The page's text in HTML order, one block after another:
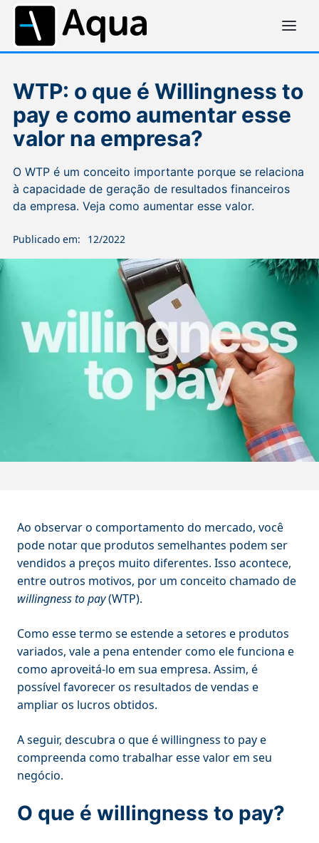
WTP: o que é Willingness to
pay e como aumentar esse
valor na empresa?
O WTP é um conceito importante porque se relaciona
à capacidade de geração de resultados financeiros
da empresa. Veja como aumentar esse valor.
Publicado em: 12/2022
Ao observar o comportamento do mercado, você
pode notar que produtos semelhantes podem ser
vendidos a preços muito diferentes. Isso acontece,
entre outros motivos, por um conceito chamado de
willingness to pay(WTP).
Como esse termo se estende a setores e produtos
variados, vale a pena entender como ele funciona e
como aproveitá-lo em sua empresa. Assim, é
possível favorecer os resultados de vendas e
ampliar os lucros obtidos.
A seguir, descubra o que é willingness to pay e
compreenda como trabalhar esse valor em seu
negócio.
O que é willingness to pay?